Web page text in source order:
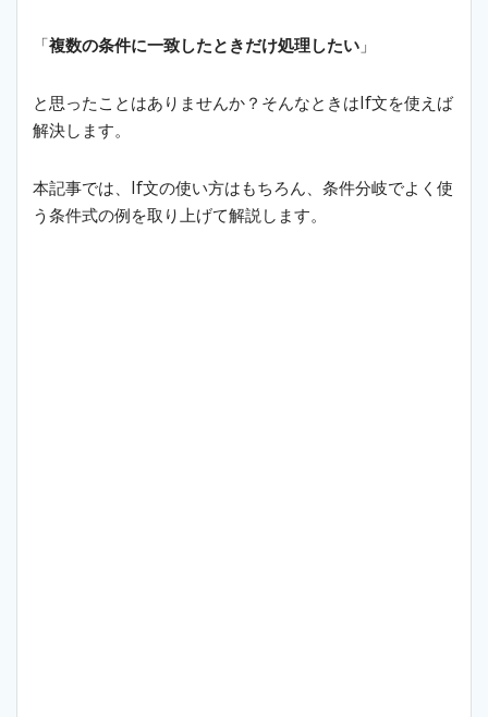
「複数の条件に一致したときだけ処理したい 」
と思ったことはありませんか？そんなときはIf文を使えば
解決します。
本記事では、If文の使い方はもちろん、条件分岐でよく使
う条件式の例を取り上げて解説します。